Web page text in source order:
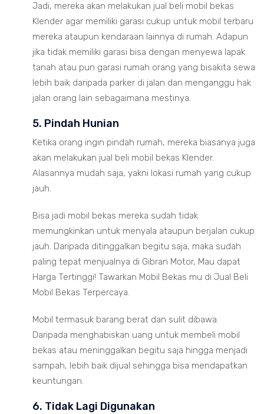
Jadi, mereka akan melakukan jual beli mobil bekas
Klender agar memiliki garasi cukup untuk mobil terbaru
mereka ataupun kendaraan lainnya di rumah. Adapun
jika tidak memiliki garasi bisa dengan menyewa lapak
tanah atau pun garasi rumah orang yang bisakita sewa
lebih baik daripada parker di jalan dan menganggu hak
jalan orang lain sebagaimana mestinya.
5. Pindah Hunian
Ketika orang ingin pindah rumah, mereka biasanya juga
akan melakukan jual beli mobil bekas Klender.
Alasannya mudah saja, yakni lokasi rumah yang cukup
jauh.
Bisa jadi mobil bekas mereka sudah tidak
memungkinkan untuk menyala ataupun berjalan cukup
jauh. Daripada ditinggalkan begitu saja, maka sudah
paling tepat menjualnya di Gibran Motor, Mau dapat
Harga Tertinggi! Tawarkan Mobil Bekas mu di Jual Beli
Mobil Bekas Terpercaya.
Mobil termasuk barang berat dan sulit dibawa.
Daripada menghabiskan uang untuk membeli mobil
bekas atau meninggalkan begitu saja hingga menjadi
sampah, lebih baik dijual sehingga bisa mendapatkan
keuntungan.
6. Tidak Lagi Digunakan